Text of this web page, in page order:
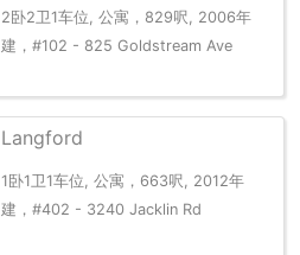
2卧2卫1车位, 公寓，829呎, 2006年
建，#102 - 825 Goldstream Ave
Langford
1卧1卫1车位, 公寓，663呎, 2012年
建，#402 - 3240 Jacklin Rd